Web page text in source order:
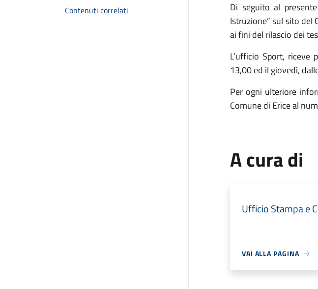
Contenuti correlati
Di seguito al
Istruzione” sul sito del
ai fini del rilascio dei
L’ufficio Sport,
13,00 ed il giovedì,
Per ogni ulteriore
Comune di Erice al
A cura di
Ufficio Stampa e
VAI ALLA PAGINA